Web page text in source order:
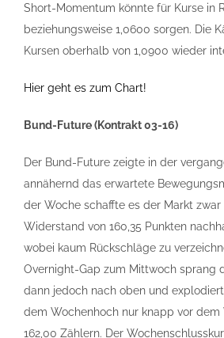
Short-Momentum könnte für Kurse in
beziehungsweise 1,0600 sorgen. Die
Kursen oberhalb von 1,0900 wieder
Hier geht es zum Chart!
Bund-Future (Kontrakt 03-16)
Der Bund-Future zeigte in der
annähernd das erwartete
der Woche schaffte es der Markt zwar
Widerstand von 160,35 Punkten
wobei kaum Rückschläge zu
Overnight-Gap zum Mittwoch sprang
dann jedoch nach oben und
dem Wochenhoch nur knapp vor
162,00 Zählern. Der